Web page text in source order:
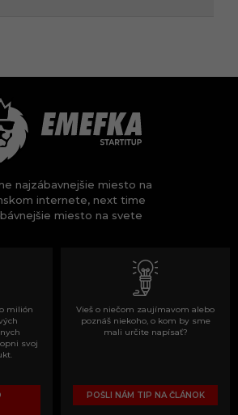
najzábavnejšie miesto na
internete, next time
miesto na svete
milión
svoj
Vieš o niečom zaujímavom alebo
poznáš niekoho, o kom by sme
mali určite napísať?
POŠLI NÁM TIP NA ČLÁNOK